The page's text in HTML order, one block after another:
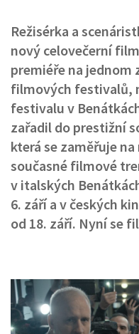
Režisérka a
nový celovečerní
premiéře na jednom
filmových festivalů,
festivalu v
zařadil do prestižní
která se zaměřuje
současné filmové
v italských
6. září a v českých
od 18. září. Nyní se